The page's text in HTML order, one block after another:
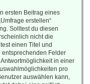
ersten Beitrag eines
erstellen“
Solltest du diesen
nicht die
einen Titel und
Felder
in einer
pro
auswählen kann,